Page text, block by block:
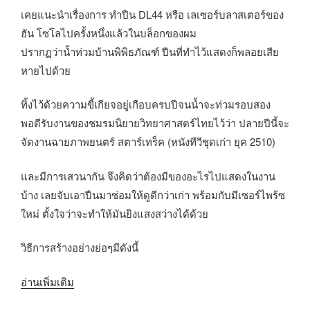
เคยแนะนำเรื่องการ ทำปืน DL44 หรือ เลเซอร์บลาสเตอร์ของ
ฮัน โซโลไปครั้งหนึ่งแล้วในบล็อกของผม
ปรากฏว่าน้ำท่วมบ้านพิพิธภัณฑ์ ปืนที่ทำไว้แสดงก็พลอยเสีย
หายไปด้วย
ทิ้งไว้ด้วยความขี้เกียจอยู่เกือบครบปีจนน้ำจะท่วมรอบสอง
พอดีรับงานของชมรมนิยายวิทยาศาสตร์ไทยไว้ว่า ปลายปีนี้จะ
จัดงานฉายภาพยนตร์ สตาร์เทร็ค (หนังทีวีชุดเก่า ยุค 2510)
และมีการเสวนากัน จึงคิดว่าต้องมีของอะไรไปแสดงในงาน
บ้าง เลยจับเอาปืนมาซ่อมให้ดูดีกว่าเก่า พร้อมกับมีเซอร์ไพร้ซ
ใหม่ ตั้งใจว่าจะทำให้มันยิงแสงสว่างได้ด้วย
วิธีการสร้างอย่างย่อๆมีดังนี้
อ่านเพิ่มเติม